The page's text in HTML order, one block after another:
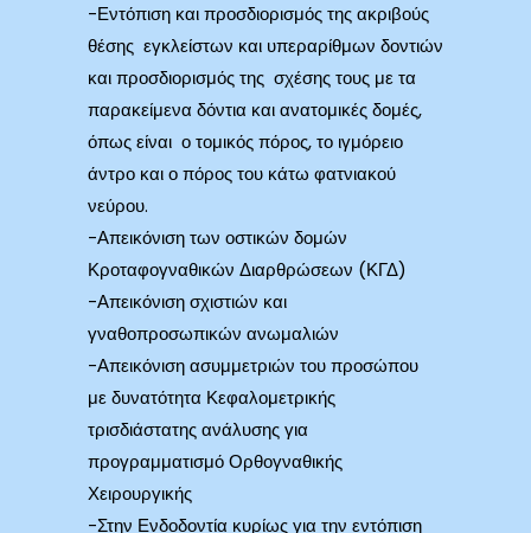
-Εντόπιση και προσδιορισμός της ακριβούς
θέσης εγκλείστων και υπεραρίθμων δοντιών
και προσδιορισμός της σχέσης τους με τα
παρακείμενα δόντια και ανατομικές δομές,
όπως είναι ο τομικός πόρος, το ιγμόρειο
άντρο και ο πόρος του κάτω φατνιακού
νεύρου.
-Απεικόνιση των οστικών δομών
Κροταφογναθικών Διαρθρώσεων (ΚΓΔ)
-Απεικόνιση σχιστιών και
γναθοπροσωπικών ανωμαλιών
-Απεικόνιση ασυμμετριών του προσώπου
με δυνατότητα Κεφαλομετρικής
τρισδιάστατης ανάλυσης για
προγραμματισμό Ορθογναθικής
Χειρουργικής
-Στην Ενδοδοντία κυρίως για την εντόπιση